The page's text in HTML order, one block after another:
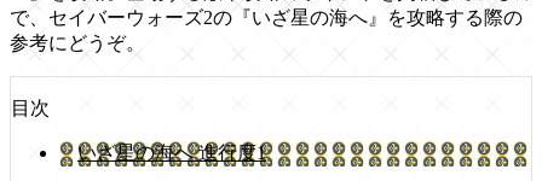
で、セイバーウォーズ2の『いざ星の海へ』を攻略する際の
参考にどうぞ。
目次
いざ星の海へ 進行度1